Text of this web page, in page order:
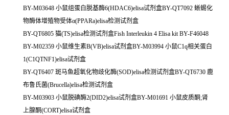
BY-M03648 小鼠组蛋白脱基酶6(HDAC6)elisa试剂盒BY-QT7092 蜥蜴化
物酶体增殖物受体α(PPARa)elisa检测试剂盒
BY-QT6805 猫(TS)elisa检测试剂盒Fish Interleukin 4 Elisa kit BY-F46048
BY-M02359 小鼠维生素B(VB)elisa试剂盒BY-M03994 小鼠C1q相关蛋白
1(C1QTNF1)elisa试剂盒
BY-QT6407 斑马鱼超氧化物歧化酶(SOD)elisa检测试剂盒BY-QT6730 鹿
布鲁氏菌(Brucella)elisa检测试剂盒
BY-M03903 小鼠脱碘酶2(DID2)elisa试剂盒BY-M01691 小鼠皮质酮;肾
上腺酮(CORT)elisa试剂盒